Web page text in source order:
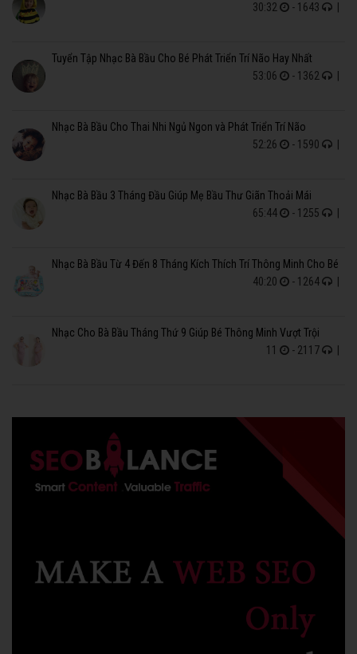
30:32
- 1643 |
Tuyển Tập Nhạc Bà Bầu Cho Bé Phát Triển Trí Não Hay Nhất
53:06
- 1362 |
Nhạc Bà Bầu Cho Thai Nhi Ngủ Ngon và Phát Triển Trí Não
52:26
- 1590 |
Nhạc Bà Bầu 3 Tháng Đầu Giúp Mẹ Bầu Thư Giãn Thoải Mái
65:44
- 1255 |
Nhạc Bà Bầu Từ 4 Đến 8 Tháng Kích Thích Trí Thông Minh Cho Bé
40:20
- 1264 |
Nhạc Cho Bà Bầu Tháng Thứ 9 Giúp Bé Thông Minh Vượt Trội
11
- 2117 |